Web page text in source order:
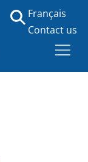
Français
Contact us